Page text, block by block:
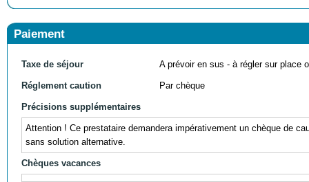
Paiement
Taxe de séjour A prévoir en sus - à régler sur place
Réglement caution Par chèque
Précisions supplémentaires
Attention ! Ce prestataire demandera impérativement un chèque de
sans solution alternative.
Chèques vacances